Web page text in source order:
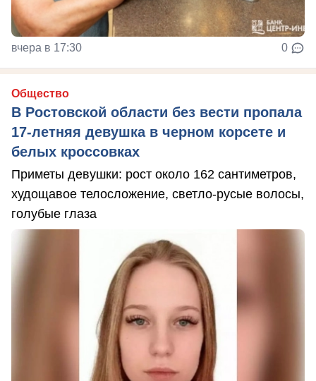
вчера в 17:30 0
Общество
В Ростовской области без вести пропала
17-летняя девушка в черном корсете и
белых кроссовках
Приметы девушки: рост около 162 сантиметров,
худощавое телосложение, светло-русые волосы,
голубые глаза